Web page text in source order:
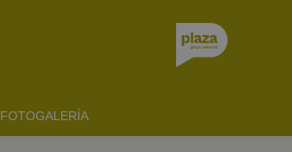
FOTOGALERÍA